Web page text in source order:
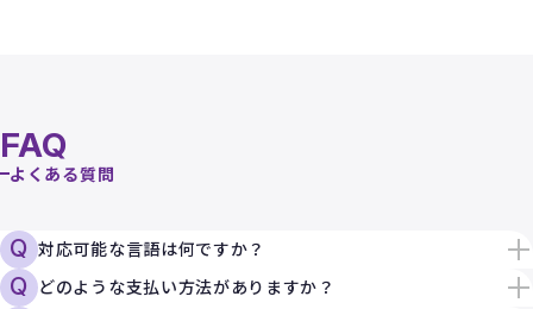
FAQ
よくある質問
Q 対応可能な言語は何ですか？
Q どのような支払い方法がありますか？